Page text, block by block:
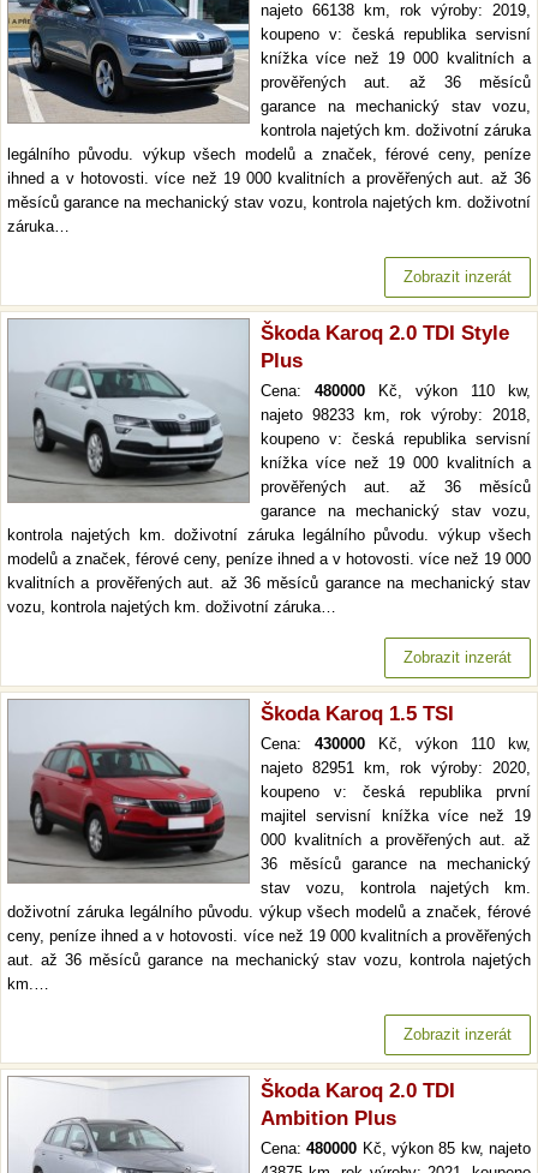
najeto 66138 km, rok výroby: 2019,
koupeno v: česká republika servisní
knížka více než 19 000 kvalitních a
prověřených aut. až 36 měsíců
garance na mechanický stav vozu,
kontrola najetých km. doživotní záruka
legálního původu. výkup všech modelů a značek, férové ceny, peníze
ihned a v hotovosti. více než 19 000 kvalitních a prověřených aut. až 36
měsíců garance na mechanický stav vozu, kontrola najetých km. doživotní
záruka…
Zobrazit inzerát
Škoda Karoq 2.0 TDI Style
Plus
Cena: 480000 Kč, výkon 110 kw,
najeto 98233 km, rok výroby: 2018,
koupeno v: česká republika servisní
knížka více než 19 000 kvalitních a
prověřených aut. až 36 měsíců
garance na mechanický stav vozu,
kontrola najetých km. doživotní záruka legálního původu. výkup všech
modelů a značek, férové ceny, peníze ihned a v hotovosti. více než 19 000
kvalitních a prověřených aut. až 36 měsíců garance na mechanický stav
vozu, kontrola najetých km. doživotní záruka…
Zobrazit inzerát
Škoda Karoq 1.5 TSI
Cena: 430000 Kč, výkon 110 kw,
najeto 82951 km, rok výroby: 2020,
koupeno v: česká republika první
majitel servisní knížka více než 19
000 kvalitních a prověřených aut. až
36 měsíců garance na mechanický
stav vozu, kontrola najetých km.
doživotní záruka legálního původu. výkup všech modelů a značek, férové
ceny, peníze ihned a v hotovosti. více než 19 000 kvalitních a prověřených
aut. až 36 měsíců garance na mechanický stav vozu, kontrola najetých
km.…
Zobrazit inzerát
Škoda Karoq 2.0 TDI
Ambition Plus
Cena:480000 Kč, výkon 85 kw, najeto